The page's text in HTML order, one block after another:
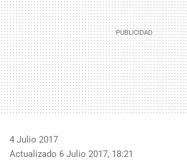
4 Julio 2017
Actualizado 6 Julio 2017, 18:21